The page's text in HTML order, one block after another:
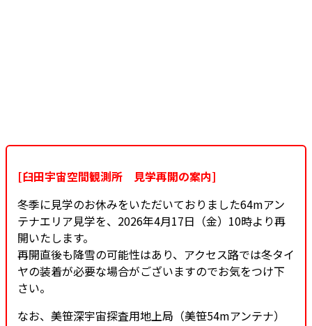
[臼田宇宙空間観測所 見学再開の案内]
冬季に見学のお休みをいただいておりました64mアン
テナエリア見学を、2026年4月17日（金）10時より再
開いたします。
再開直後も降雪の可能性はあり、アクセス路では冬タイ
ヤの装着が必要な場合がございますのでお気をつけ下
さい。
なお、美笹深宇宙探査用地上局（美笹54mアンテナ）